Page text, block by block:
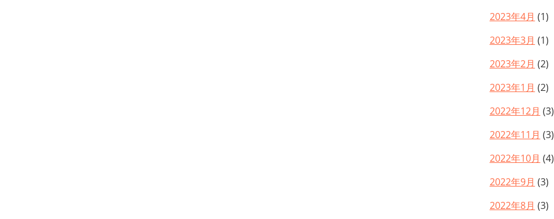
2023年4月 (1)
2023年3月 (1)
2023年2月 (2)
2023年1月 (2)
2022年12月 (3)
2022年11月 (3)
2022年10月 (4)
2022年9月 (3)
2022年8月 (3)